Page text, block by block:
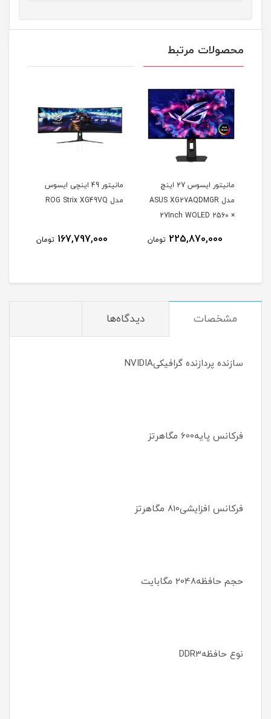
محصولات مرتبط
مانیتور ایسوس 27 اینچ
مدل ASUS XG27AQDMGR
27Inch WOLED 2560 ×
250Nits Matte ROG OLED
225,870,000 تومان
مانیتور 49 اینچی ایسوس
مدل ROG Strix XG49VQ
167,797,000 تومان
مشخصات دیدگاه‌ها
سازنده پردازنده گرافیکیNVIDIA
فرکانس پایه600 مگاهرتز
فرکانس افزایشی810 مگاهرتز
حجم حافظه2048 مگابایت
نوع حافظهDDR3